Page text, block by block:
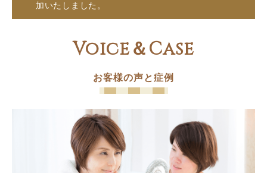
加いたしました。
Voice＆Case
お客様の声と症例